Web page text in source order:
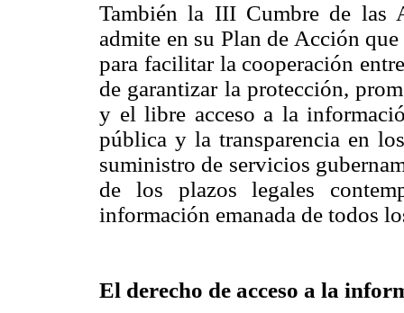
También la III Cumbre de las
admite en su Plan de Acción
para facilitar la cooperación
de garantizar la protección,
y el libre acceso a la
pública y la transparencia en
suministro de servicios
de los plazos legales
información emanada de todos
El derecho de acceso a la